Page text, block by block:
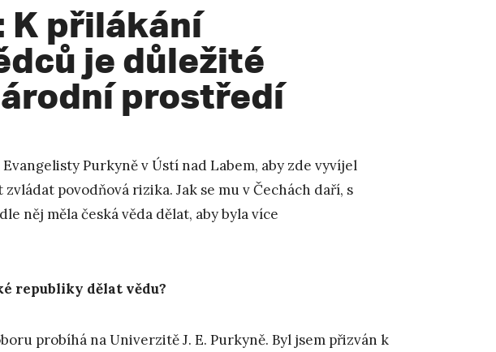
K přilákání
je důležité
prostředí
Purkyně v Ústí nad Labem, aby zde vyvíjel
povodňová rizika. Jak se mu v Čechách daří, s
něj měla česká věda dělat, aby byla více
republiky dělat vědu?
probíhá na Univerzitě J. E. Purkyně. Byl jsem přizván k